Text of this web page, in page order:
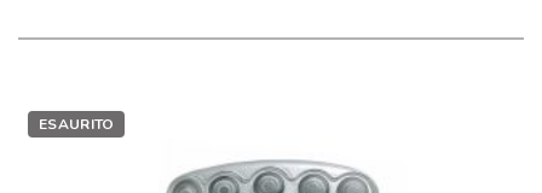
ESAURITO